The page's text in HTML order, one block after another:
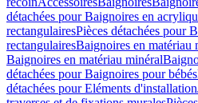
détachées pour Baignoires en
rectangulairesPièces détachées pour
rectangulairesBaignoires en matériau
Baignoires en matériau minéral
détachées pour Baignoires pour bébés
détachées pour Eléments d'installation